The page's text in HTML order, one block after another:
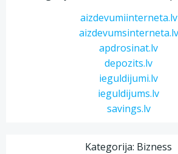
aizdevumiinterneta.lv
aizdevumsinterneta.lv
apdrosinat.lv
depozits.lv
ieguldijumi.lv
ieguldijums.lv
savings.lv
Kategorija: Bizness